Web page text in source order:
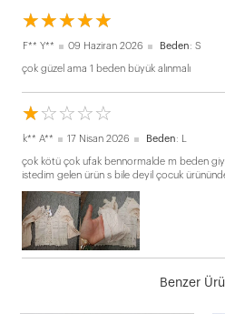
☆☆☆☆☆
★★★★★
F** Y** 09 Haziran 2026 Beden: S
çok güzel ama 1 beden büyük alınmalı
☆☆☆☆☆
★★★★★
k** A** 17 Nisan 2026 Beden: L
çok kötü çok ufak bennormalde m beden
istedim gelen ürün s bile deyil çocuk
Benzer